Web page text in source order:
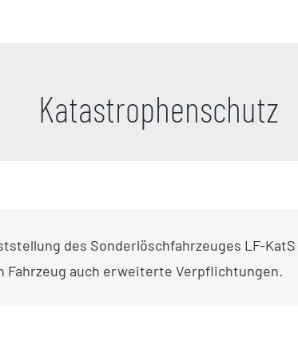
Katastrophenschutz
des Sonderlöschfahrzeuges LF-
Fahrzeug auch erweiterte Verpflichtungen.